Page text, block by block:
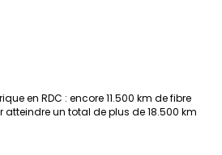
en RDC : encore 11.500 km de fibre
un total de plus de 18.500 km